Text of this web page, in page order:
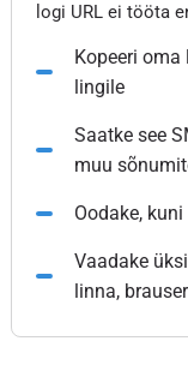
logi URL ei tööta
Kopeeri
lingile
Saatke see
muu
Oodake,
Vaadake
linna,